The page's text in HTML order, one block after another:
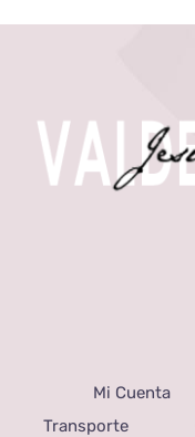
Mi Cuenta
Transporte